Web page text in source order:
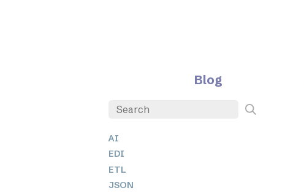
Blog
AI
EDI
ETL
JSON